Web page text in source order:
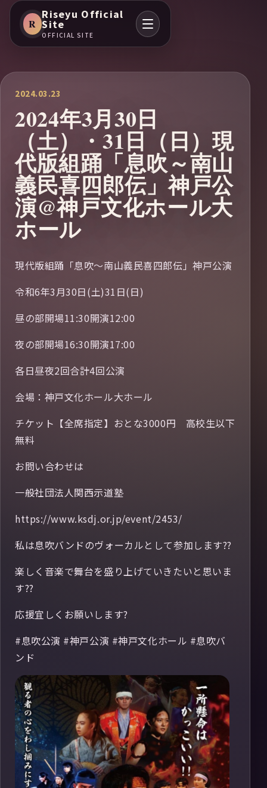
R
Riseyu Official
Site
OFFICIAL SITE
2024.03.23
2024年3月30日
（土）・31日（日）現
代版組踊「息吹～南山
義民喜四郎伝」神戸公
演@神戸文化ホール大
ホール
現代版組踊「息吹～南山義民喜四郎伝」神戸公演
令和6年3月30日(土)31日(日)
昼の部開場11:30開演12:00
夜の部開場16:30開演17:00
各日昼夜2回合計4回公演
会場：神戸文化ホール大ホール
チケット【全席指定】おとな3000円 高校生以下
無料
お問い合わせは
一般社団法人関西示道塾
https://www.ksdj.or.jp/event/2453/
私は息吹バンドのヴォーカルとして参加します??
楽しく音楽で舞台を盛り上げていきたいと思いま
す??
応援宜しくお願いします?
#息吹公演 #神戸公演 #神戸文化ホール #息吹バ
ンド